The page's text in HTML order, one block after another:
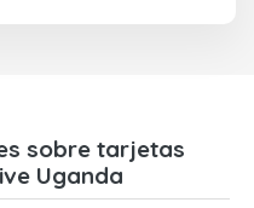
sobre tarjetas
Uganda